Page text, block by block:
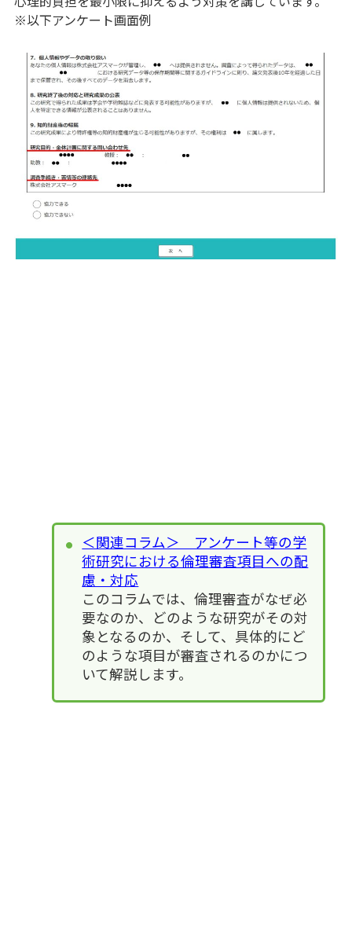
※以下アンケート画面例
＜関連コラム＞ アンケート等の学
術研究における倫理審査項目への配
慮・対応
このコラムでは、倫理審査がなぜ必
要なのか、どのような研究がその対
象となるのか、そして、具体的にど
のような項目が審査されるのかにつ
いて解説します。